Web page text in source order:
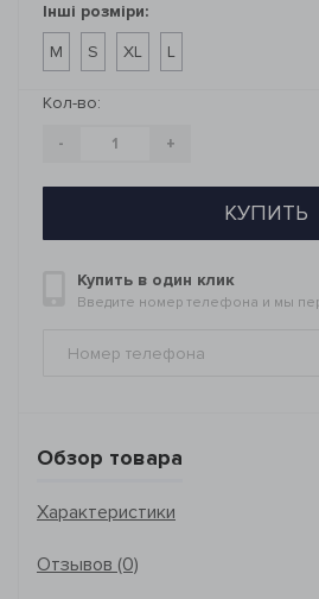
Інші розміри:
M
S XL L
Кол-во:
- +
КУПИТЬ
Купить в один клик
Введите номер телефона и мы
Обзор товара
Характеристики
Отзывов (0)